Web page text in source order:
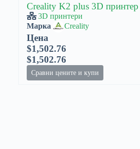
Creality K2 plus 3D принтер
3D принтери
Марка
Creality
Цена
$1,502.76
$1,502.76
Сравни цените и купи